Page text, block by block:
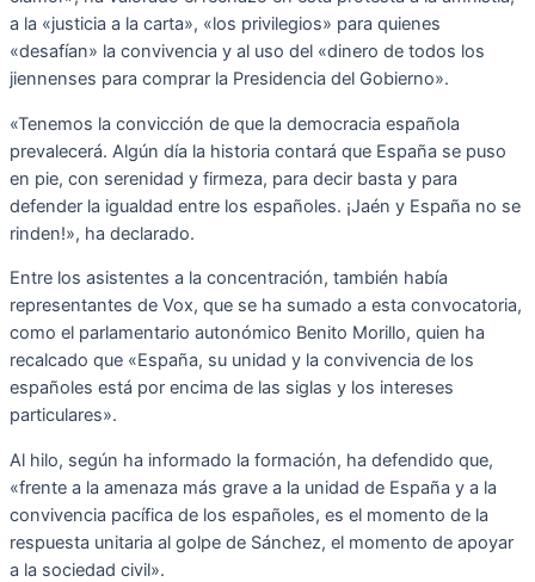
a la «justicia a la carta», «los privilegios» para quienes
«desafían» la convivencia y al uso del «dinero de todos los
jiennenses para comprar la Presidencia del Gobierno».
«Tenemos la convicción de que la democracia española
prevalecerá. Algún día la historia contará que España se puso
en pie, con serenidad y firmeza, para decir basta y para
defender la igualdad entre los españoles. ¡Jaén y España no se
rinden!», ha declarado.
Entre los asistentes a la concentración, también había
representantes de Vox, que se ha sumado a esta convocatoria,
como el parlamentario autonómico Benito Morillo, quien ha
recalcado que «España, su unidad y la convivencia de los
españoles está por encima de las siglas y los intereses
particulares».
Al hilo, según ha informado la formación, ha defendido que,
«frente a la amenaza más grave a la unidad de España y a la
convivencia pacífica de los españoles, es el momento de la
respuesta unitaria al golpe de Sánchez, el momento de apoyar
a la sociedad civil».